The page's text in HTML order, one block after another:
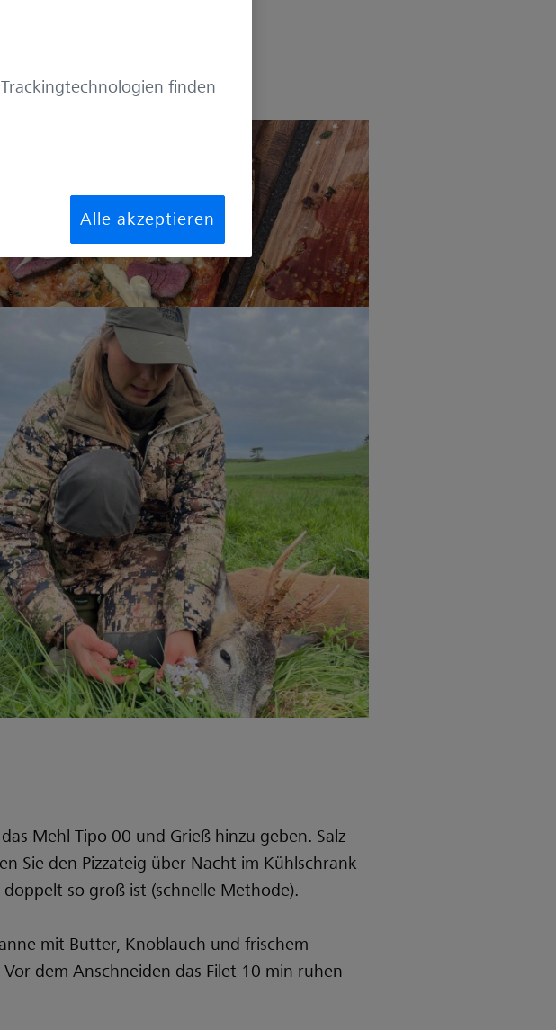
Mehl Tipo 00 und Grieß hinzu geben. Salz
Sie den Pizzateig über Nacht im Kühlschrank
so groß ist (schnelle Methode).
mit Butter, Knoblauch und frischem
dem Anschneiden das Filet 10 min ruhen
finden
Alle akzeptieren